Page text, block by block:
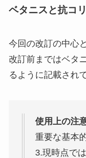
ベタニスと抗コ
今回の改訂の中心
改訂前まではベタ
るように記載され
使用上の注
重要な基本
3.現時点で